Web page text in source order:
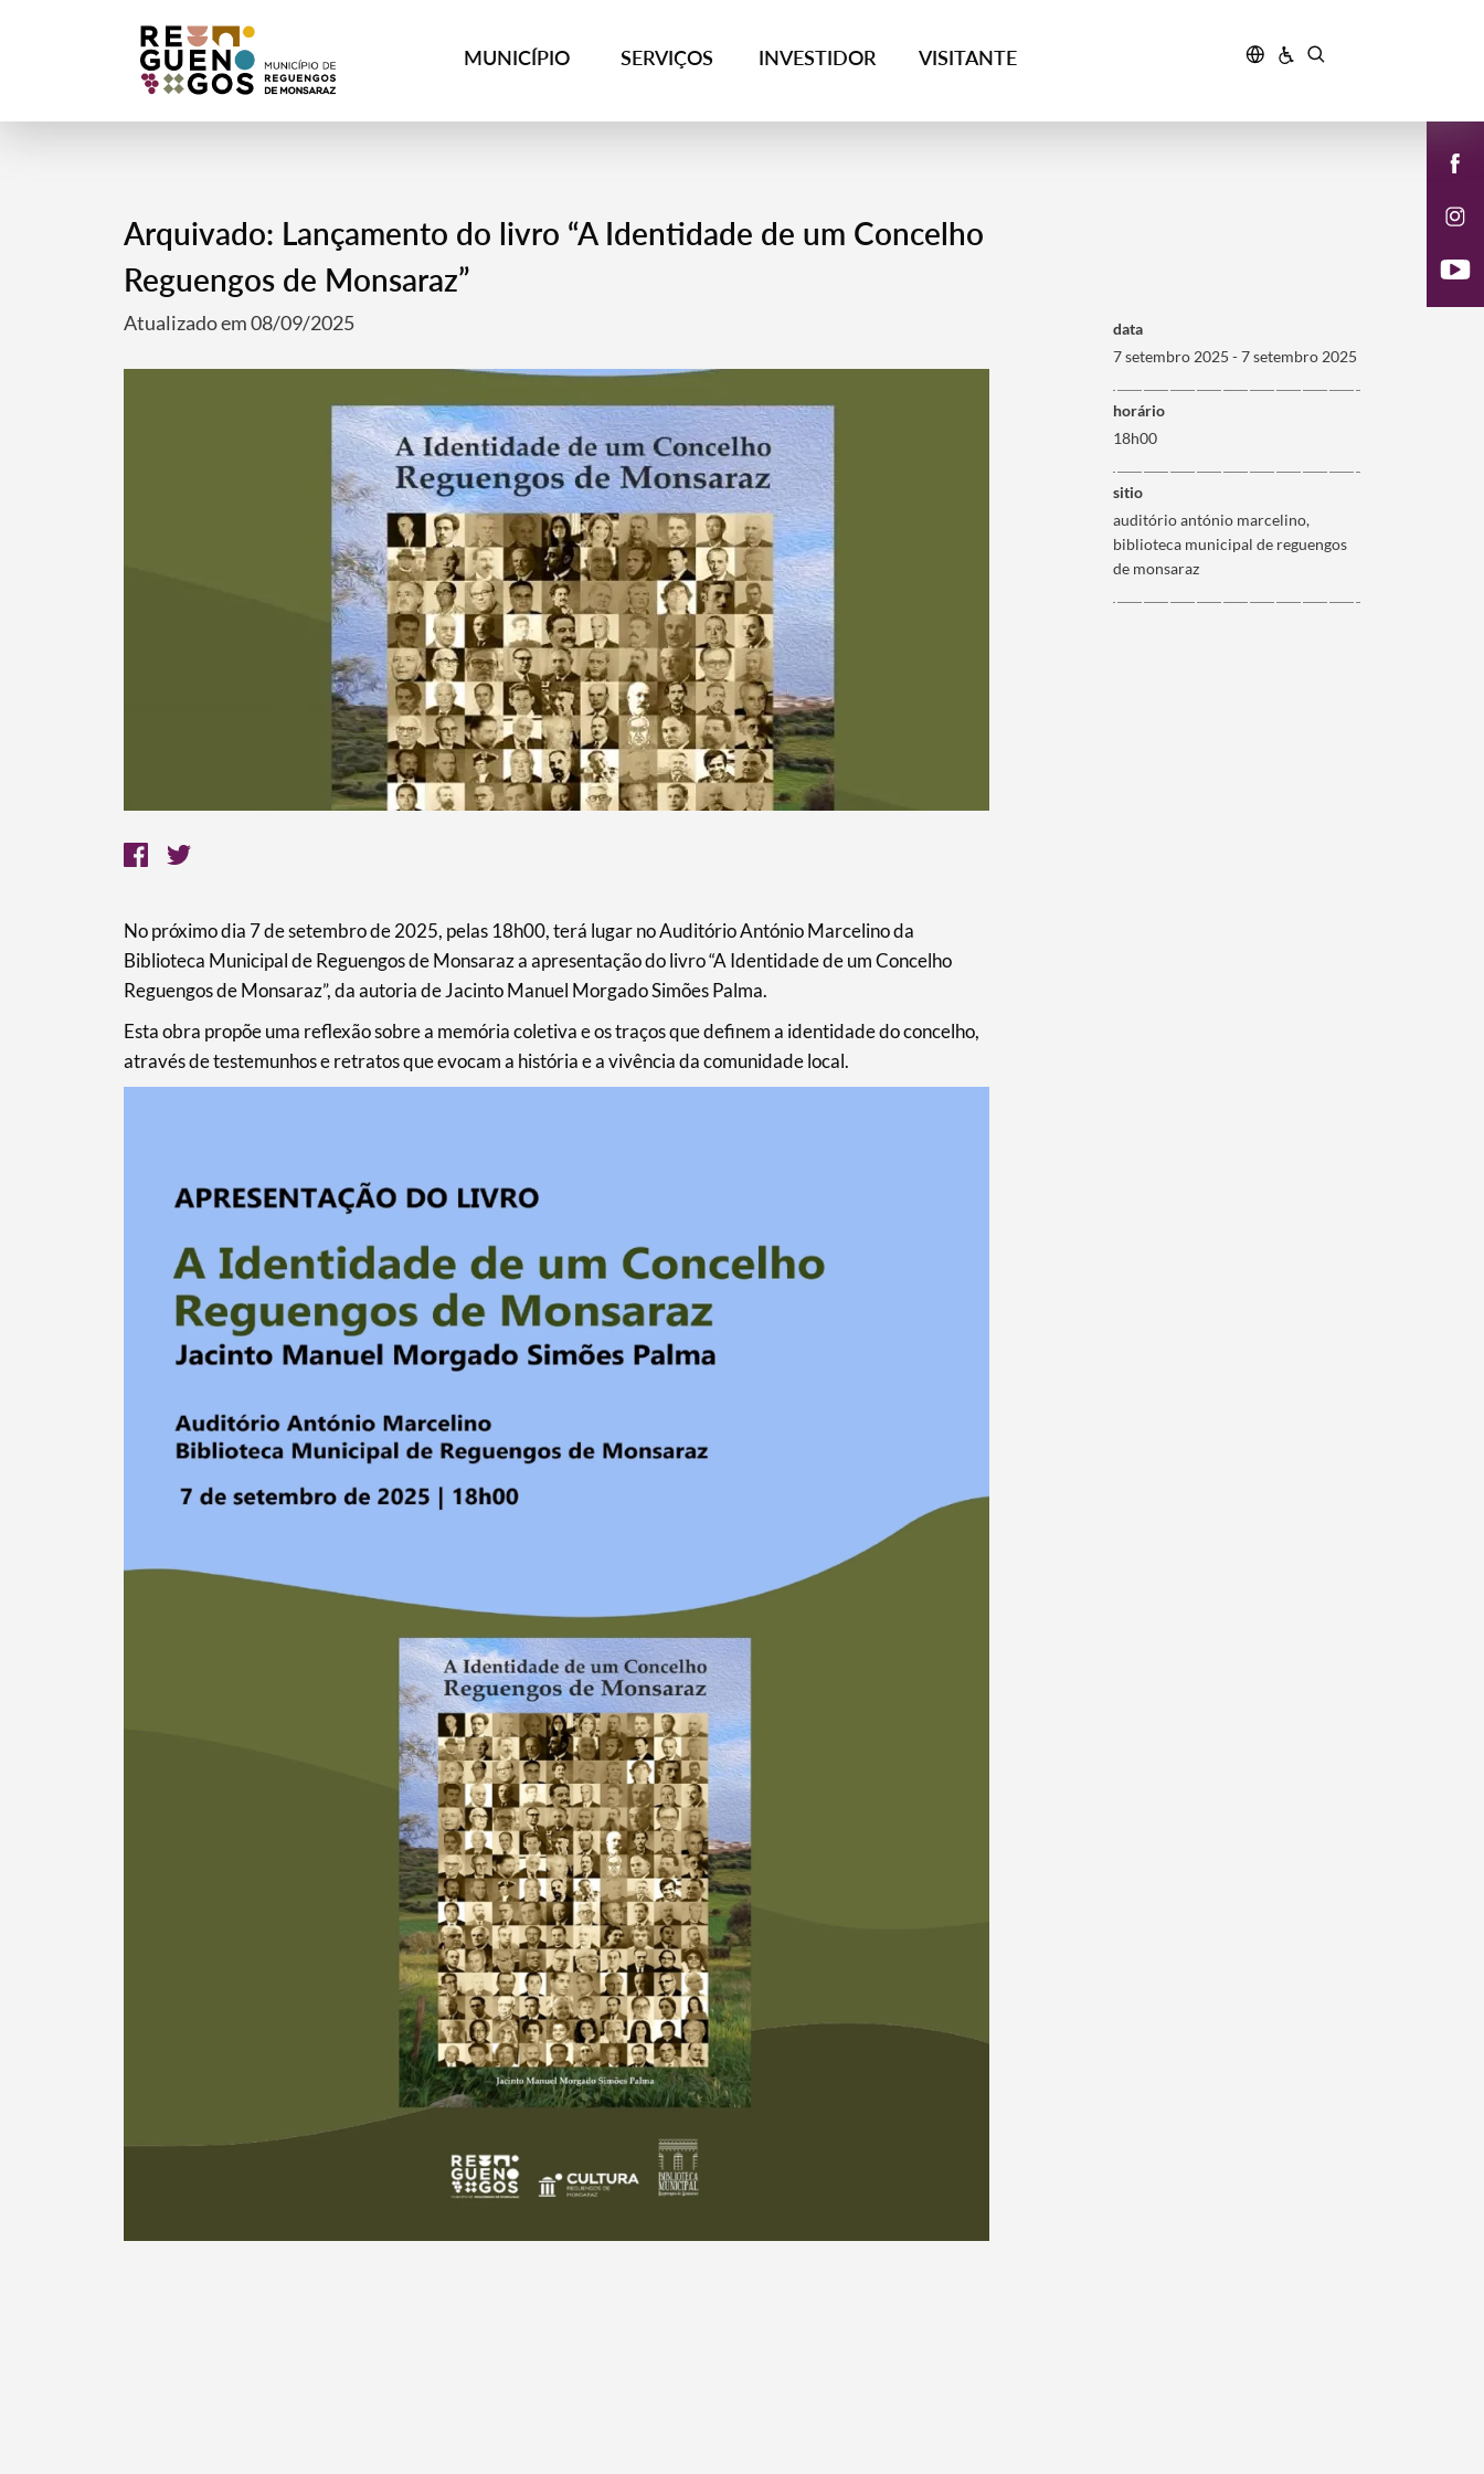
MUNICÍPIO SERVIÇOS INVESTIDOR VISITANTE
Termo de Pesquisa
Categorias gerais
Arquivado: Lançamento do livro “A Identidade de um Concelho
Reguengos de Monsaraz”
Atualizado em 08/09/2025
No próximo dia 7 de setembro de 2025, pelas 18h00, terá lugar no Auditório António Marcelino da
Biblioteca Municipal de Reguengos de Monsaraz a apresentação do livro “A Identidade de um Concelho
Reguengos de Monsaraz”, da autoria de Jacinto Manuel Morgado Simões Palma.
Esta obra propõe uma reflexão sobre a memória coletiva e os traços que definem a identidade do concelho,
através de testemunhos e retratos que evocam a história e a vivência da comunidade local.
data
7 setembro 2025 - 7 setembro 2025
horário
18h00
sitio
auditório antónio marcelino,
biblioteca municipal de reguengos
de monsaraz